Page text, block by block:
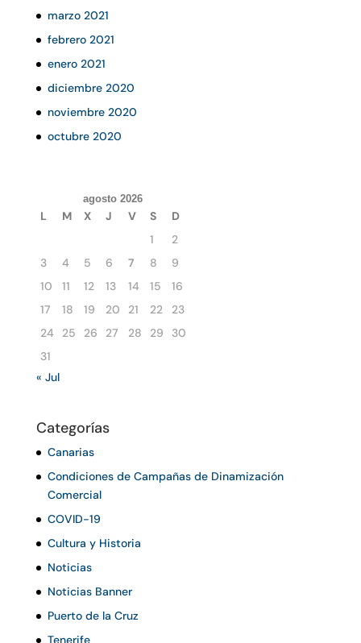
marzo 2021
febrero 2021
enero 2021
diciembre 2020
noviembre 2020
octubre 2020
agosto 2026
L M X J V S
D
1
2
3
4 5 6 7 8
9
10
11 12 13 14 15
16
17
18 19 20 21 22
23
24
25 26 27 28 29
30
31
« Jul
Categorías
Canarias
Condiciones de Campañas de Dinamización
Comercial
COVID-19
Cultura y Historia
Noticias
Noticias Banner
Puerto de la Cruz
Tenerife